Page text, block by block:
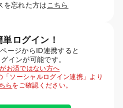
を忘れた方は こちら
ログイン！
ージからID連携すると
インが可能です。
お済ではない方へ
ソーシャルログイン連携」より
ら をご確認ください。